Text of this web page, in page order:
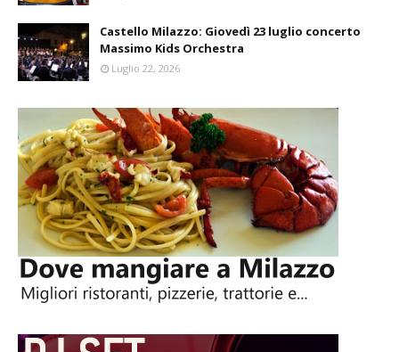
Castello Milazzo: Giovedì 23 luglio concerto
Massimo Kids Orchestra
Luglio 22, 2026